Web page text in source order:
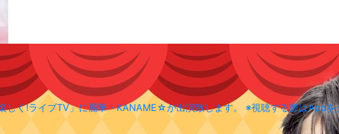
く!ライブTV」に麗華・KANAME☆が出演致します。 ※視聴する際はApp